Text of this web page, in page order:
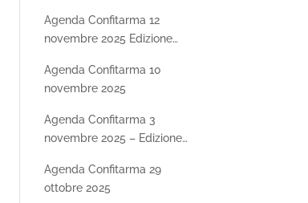
Agenda Confitarma 12
novembre 2025 Edizione
Seconda parte
Agenda Confitarma 10
novembre 2025
Agenda Confitarma 3
novembre 2025 – Edizione
Agenda Confitarma 29
ottobre 2025